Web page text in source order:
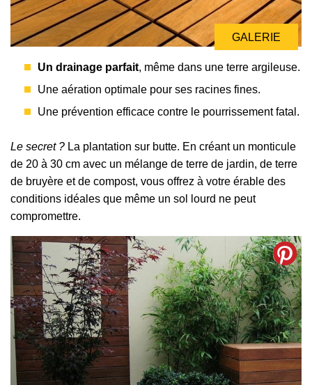
GALERIE
Un drainage parfait, même dans une terre argileuse.
Une aération optimale pour ses racines fines.
Une prévention efficace contre le pourrissement fatal.
Le secret ? La plantation sur butte. En créant un monticule
de 20 à 30 cm avec un mélange de terre de jardin, de terre
de bruyère et de compost, vous offrez à votre érable des
conditions idéales que même un sol lourd ne peut
compromettre.